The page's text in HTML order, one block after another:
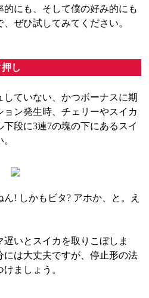
にも、そして僕の好み的にも
ぜひ試してみてください。
し
ていない、かつボーナスに期
ン発生時、チェリーやスイカ
段に3連7の塊の下にあるスイ
! しかもビタ? アホか、と。え
遅いとスイカを取りこぼしま
は大丈夫ですが、停止形の法
ましょう。